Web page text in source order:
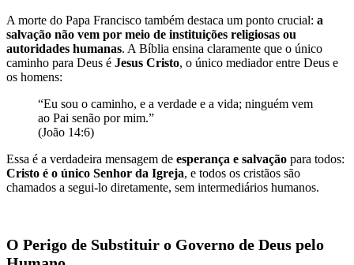
A morte do Papa Francisco também destaca um ponto crucial: a
salvação não vem por meio de instituições religiosas ou
autoridades humanas. A Bíblia ensina claramente que o único
caminho para Deus é Jesus Cristo, o único mediador entre Deus e
os homens:
“Eu sou o caminho, e a verdade e a vida; ninguém vem
ao Pai senão por mim.”
(João 14:6)
Essa é a verdadeira mensagem de esperança e salvação para todos:
Cristo é o único Senhor da Igreja, e todos os cristãos são
chamados a segui-lo diretamente, sem intermediários humanos.
O Perigo de Substituir o Governo de Deus pelo